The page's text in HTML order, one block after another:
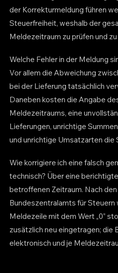
der Korrekturmeldung führen
Steuerfreiheit, weshalb der
Meldezeitraum zu prüfen und
Welche Fehler in der Meldung
Vor allem die Abweichung
bei der Lieferung tatsächlich
Daneben kosten die Angabe
Meldezeitraums, eine
Lieferungen, unrichtige
und unrichtige Umsatzarten die
Wie korrigiere ich eine falsch
technisch? Über eine
betroffenen Zeitraum. Nach
Bundeszentralamts für Steuern
Meldezeile mit dem Wert „0”
zusätzlich neu eingetragen; die
elektronisch und je